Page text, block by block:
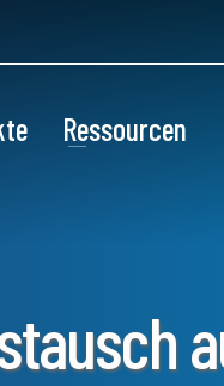
Ressourcen